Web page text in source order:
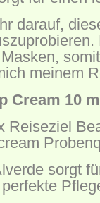
darauf,
meinem
Cream 10
sorgt
perfekte